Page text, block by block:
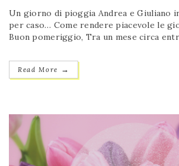
Un giorno di pioggia Andrea e Giuliano
per caso… Come rendere piacevole le
Buon pomeriggio, Tra un mese circa
Read More →